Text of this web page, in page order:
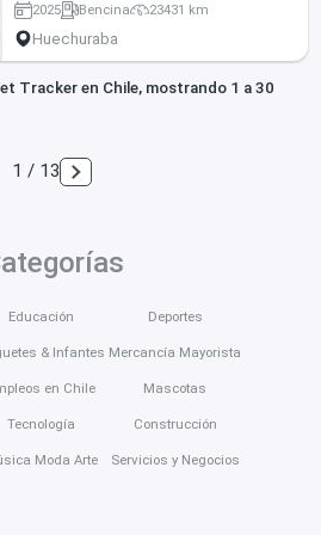
2025 Bencina 23431 km
Huechuraba
Tracker en Chile, mostrando 1 a 30
1 / 13
Educación
& Infantes
en Chile
Tecnología
Moda Arte
Deportes
Mercancía Mayorista
Mascotas
Construcción
Servicios y Negocios